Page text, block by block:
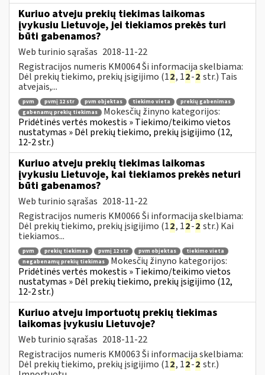
Kuriuo atveju prekių tiekimas laikomas
įvykusiu Lietuvoje, jei tiekiamos prekės turi
būti gabenamos?
Web turinio sąrašas 2018-11-22
Registracijos numeris KM0064 Ši informacija skelbiama:
Dėl prekių tiekimo, prekių įsigijimo (12, 12-2 str.) Tais
atvejais,...
pvm pvmį 12 str pvm objektas tiekimo vieta
prekių gabenimas
gabenamų prekių tiekimas
Mokesčių žinyno kategorijos:
Pridėtinės vertės mokestis » Tiekimo/teikimo vietos
nustatymas » Dėl prekių tiekimo, prekių įsigijimo (12,
12-2 str.)
Kuriuo atveju prekių tiekimas laikomas
įvykusiu Lietuvoje, kai tiekiamos prekės neturi
būti gabenamos?
Web turinio sąrašas 2018-11-22
Registracijos numeris KM0066 Ši informacija skelbiama:
Dėl prekių tiekimo, prekių įsigijimo (12, 12-2 str.) Kai
tiekiamos...
pvm prekių tiekimas pvmį 12 str pvm objektas
tiekimo vieta
negabenamų prekių tiekimas
Mokesčių žinyno kategorijos:
Pridėtinės vertės mokestis » Tiekimo/teikimo vietos
nustatymas » Dėl prekių tiekimo, prekių įsigijimo (12,
12-2 str.)
Kuriuo atveju importuotų prekių tiekimas
laikomas įvykusiu Lietuvoje?
Web turinio sąrašas 2018-11-22
Registracijos numeris KM0063 Ši informacija skelbiama:
Dėl prekių tiekimo, prekių įsigijimo (12, 12-2 str.)